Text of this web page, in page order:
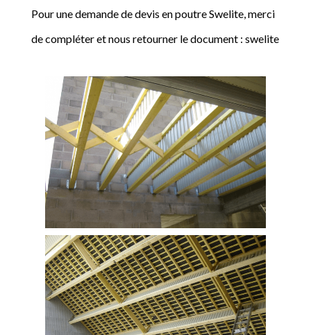
Pour une demande de devis en poutre Swelite, merci
de compléter et nous retourner le document : swelite